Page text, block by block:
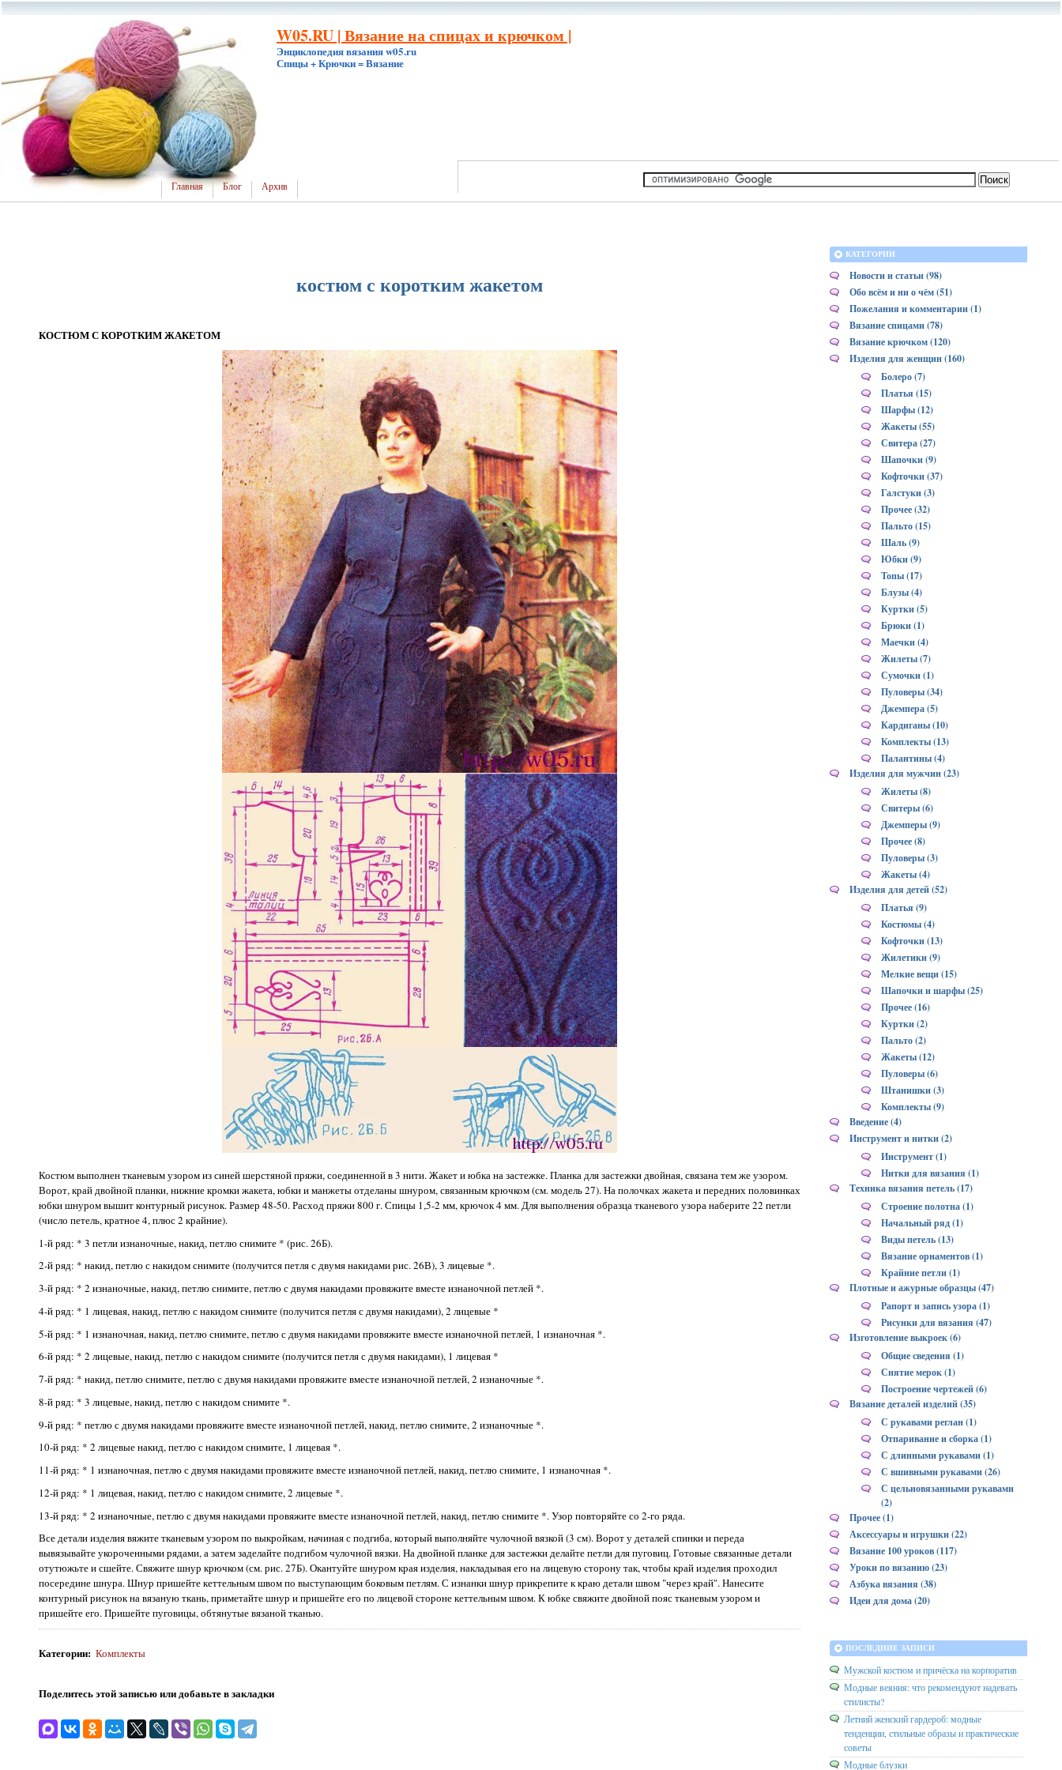
W05.RU | Вязание на спицах и крючком |
Энциклопедия вязания w05.ru
Спицы + Крючки = Вязание
Главная Блог Архив
костюм с коротким жакетом
КОСТЮМ С КОРОТКИМ ЖАКЕТОМ
Костюм выполнен тканевым узором из синей шерстяной пряжи, соединенной в 3 нити. Жакет и юбка на застежке. Планка для застежки двойная, связана тем же узором.
Ворот, край двойной планки, нижние кромки жакета, юбки и манжеты отделаны шнуром, связанным крючком (см. модель 27). На полочках жакета и передних половинках
юбки шнуром вышит контурный рисунок. Размер 48-50. Расход пряжи 800 г. Спицы 1,5-2 мм, крючок 4 мм. Для выполнения образца тканевого узора наберите 22 петли
(число петель, кратное 4, плюс 2 крайние).
1-й ряд: * 3 петли изнаночные, накид, петлю снимите * (рис. 26Б).
2-й ряд: * накид, петлю с накидом снимите (получится петля с двумя накидами рис. 26В), 3 лицевые *.
3-й ряд: * 2 изнаночные, накид, петлю снимите, петлю с двумя накидами провяжите вместе изнаночной петлей *.
4-й ряд: * 1 лицевая, накид, петлю с накидом снимите (получится петля с двумя накидами), 2 лицевые *
5-й ряд: * 1 изнаночная, накид, петлю снимите, петлю с двумя накидами провяжите вместе изнаночной петлей, 1 изнаночная *.
6-й ряд: * 2 лицевые, накид, петлю с накидом снимите (получится петля с двумя накидами), 1 лицевая *
7-й ряд: * накид, петлю снимите, петлю с двумя накидами провяжите вместе изнаночной петлей, 2 изнаночные *.
8-й ряд: * 3 лицевые, накид, петлю с накидом снимите *.
9-й ряд: * петлю с двумя накидами провяжите вместе изнаночной петлей, накид, петлю снимите, 2 изнаночные *.
10-й ряд: * 2 лицевые накид, петлю с накидом снимите, 1 лицевая *.
11-й ряд: * 1 изнаночная, петлю с двумя накидами провяжите вместе изнаночной петлей, накид, петлю снимите, 1 изнаночная *.
12-й ряд: * 1 лицевая, накид, петлю с накидом снимите, 2 лицевые *.
13-й ряд: * 2 изнаночные, петлю с двумя накидами провяжите вместе изнаночной петлей, накид, петлю снимите *. Узор повторяйте со 2-го ряда.
Все детали изделия вяжите тканевым узором по выкройкам, начиная с подгиба, который выполняйте чулочной вязкой (3 см). Ворот у деталей спинки и переда
вывязывайте укороченными рядами, а затем заделайте подгибом чулочной вязки. На двойной планке для застежки делайте петли для пуговиц. Готовые связанные детали
отутюжьте и сшейте. Свяжите шнур крючком (см. рис. 27Б). Окантуйте шнуром края изделия, накладывая его на лицевую сторону так, чтобы край изделия проходил
посередине шнура. Шнур пришейте кеттельным швом по выступающим боковым петлям. С изнанки шнур прикрепите к краю детали швом "через край". Нанесите
контурный рисунок на вязаную ткань, приметайте шнур и пришейте его по лицевой стороне кеттельным швом. К юбке свяжите двойной пояс тканевым узором и
пришейте его. Пришейте пуговицы, обтянутые вязаной тканью.
Категории: Комплекты
Поделитесь этой записью или добавьте в закладки
КАТЕГОРИИ
Новости и статьи (98)
Обо всём и ни о чём (51)
Пожелания и комментарии (1)
Вязание спицами (78)
Вязание крючком (120)
Изделия для женщин (160)
Болеро (7)
Платья (15)
Шарфы (12)
Жакеты (55)
Свитера (27)
Шапочки (9)
Кофточки (37)
Галстуки (3)
Прочее (32)
Пальто (15)
Шаль (9)
Юбки (9)
Топы (17)
Блузы (4)
Куртки (5)
Брюки (1)
Маечки (4)
Жилеты (7)
Сумочки (1)
Пуловеры (34)
Джемпера (5)
Кардиганы (10)
Комплекты (13)
Палантины (4)
Изделия для мужчин (23)
Жилеты (8)
Свитеры (6)
Джемперы (9)
Прочее (8)
Пуловеры (3)
Жакеты (4)
Изделия для детей (52)
Платья (9)
Костюмы (4)
Кофточки (13)
Жилетики (9)
Мелкие вещи (15)
Шапочки и шарфы (25)
Прочее (16)
Куртки (2)
Пальто (2)
Жакеты (12)
Пуловеры (6)
Штанишки (3)
Комплекты (9)
Введение (4)
Инструмент и нитки (2)
Инструмент (1)
Нитки для вязания (1)
Техника вязания петель (17)
Строение полотна (1)
Начальный ряд (1)
Виды петель (13)
Вязание орнаментов (1)
Крайние петли (1)
Плотные и ажурные образцы (47)
Рапорт и запись узора (1)
Рисунки для вязания (47)
Изготовление выкроек (6)
Общие сведения (1)
Снятие мерок (1)
Построение чертежей (6)
Вязание деталей изделий (35)
С рукавами реглан (1)
Отпаривание и сборка (1)
С длинными рукавами (1)
С вшивными рукавами (26)
С цельновязанными рукавами
(2)
Прочее (1)
Аксессуары и игрушки (22)
Вязание 100 уроков (117)
Уроки по вязанию (23)
Азбука вязания (38)
Идеи для дома (20)
ПОСЛЕДНИЕ ЗАПИСИ
Мужской костюм и причёска на корпоратив
Модные веяния: что рекомендуют надевать
стилисты?
Летний женский гардероб: модные
тенденции, стильные образы и практические
советы
Модные блузки